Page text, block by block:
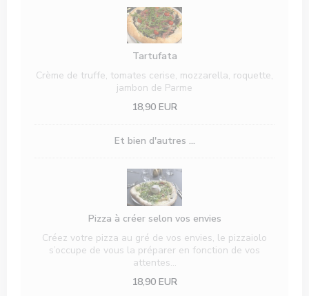
Tartufata
Crème de truffe, tomates cerise, mozzarella, roquette,
jambon de Parme
18,90 EUR
Et bien d'autres ...
Pizza à créer selon vos envies
Créez votre pizza au gré de vos envies, le pizzaiolo
s’occupe de vous la préparer en fonction de vos
attentes…
18,90 EUR